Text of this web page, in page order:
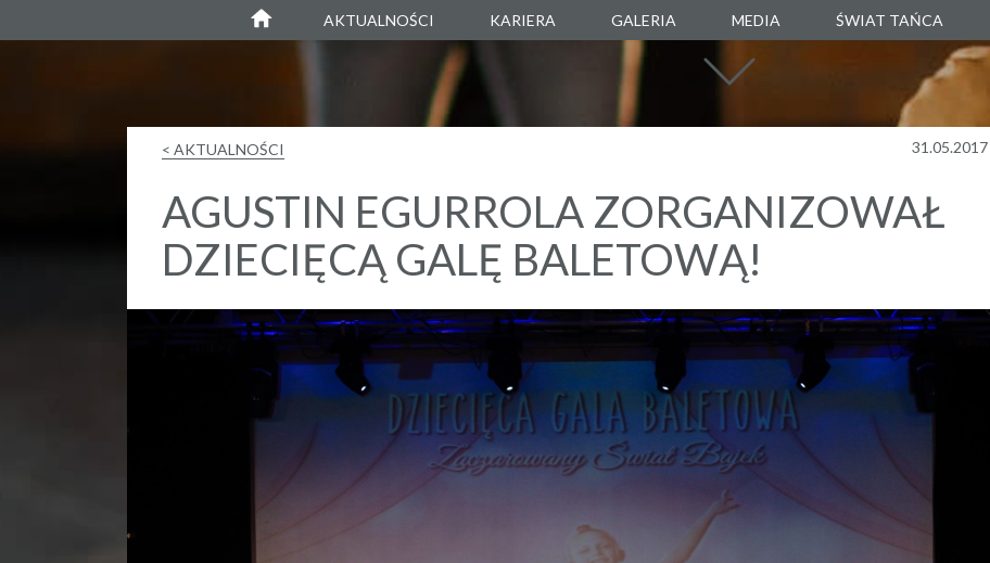
AKTUALNOŚCI KARIERA GALERIA MEDIA
ŚWIAT TAŃCA
SZKOŁA TAŃCA
AGENCJA TANECZNA
MANUARTE
BOXALITY
< AKTUALNOŚCI 31.05.2017
AGUSTIN EGURROLA ZORGANIZOWAŁ
DZIECIĘCĄ GALĘ BALETOWĄ!